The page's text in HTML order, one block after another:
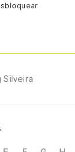
Silveira